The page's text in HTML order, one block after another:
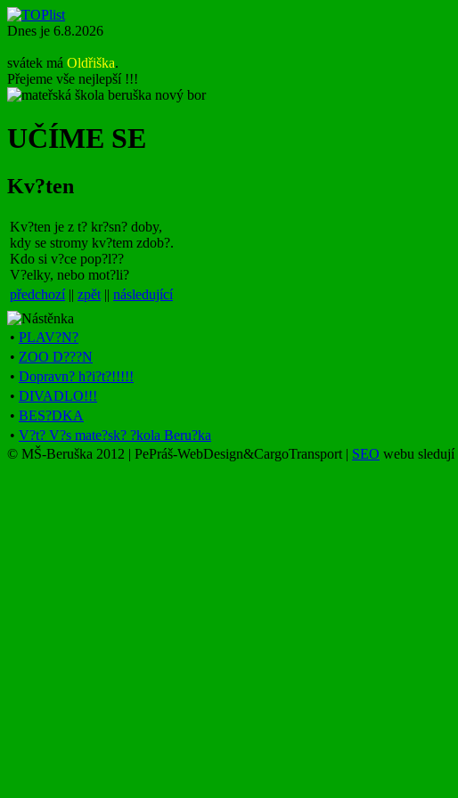
Dnes je 6.8.2026
svátek má Oldřiška.
Přejeme vše nejlepší !!!
UČÍME SE
Kv?ten
Kv?ten je z t? kr?sn? doby,
kdy se stromy kv?tem zdob?.
Kdo si v?ce pop?l??
V?elky, nebo mot?li?
předchozí|| zpět || následující
• PLAV?N?
• ZOO D???N
• Dopravn? h?i?t?!!!!!
• DIVADLO!!!
• BES?DKA
• V?t? V?s mate?sk? ?kola Beru?ka
© MŠ-Beruška 2012 | PePráš-WebDesign&CargoTransport | SEO webu sledují